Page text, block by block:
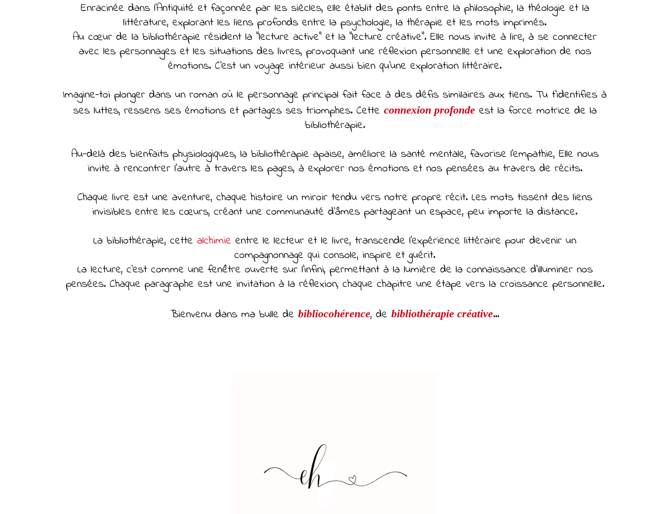
Enracinée dans l'Antiquité et façonnée par les siècles, elle établit des ponts entre la philosophie, la théologie et la
littérature, explorant les liens profonds entre la psychologie, la thérapie et les mots imprimés.
Au cœur de la bibliothérapie résident la "lecture active" et la "lecture créative". Elle nous invite à lire, à se connecter
avec les personnages et les situations des livres, provoquant une réflexion personnelle et une exploration de nos
émotions. C'est un voyage intérieur aussi bien qu'une exploration littéraire.
Imagine-toi plonger dans un roman où le personnage principal fait face à des défis similaires aux tiens. Tu t’identifies à
ses luttes, ressens ses émotions et partages ses triomphes. Cette connexion profondeest la force motrice de la
bibliothérapie.
Au-delà des bienfaits physiologiques, la bibliothérapie apaise, améliore la santé mentale, favorise l'empathie, Elle nous
invite à rencontrer l'autre à travers les pages, à explorer nos émotions et nos pensées au travers de récits.
Chaque livre est une aventure, chaque histoire un miroir tendu vers notre propre récit. Les mots tissent des liens
invisibles entre les cœurs, créant une communauté d'âmes partageant un espace, peu importe la distance.
La bibliothérapie, cettealchimie entre le lecteur et le livre, transcende l'expérience littéraire pour devenir un
compagnonnage qui console, inspire et guérit.
La lecture, c'est comme une fenêtre ouverte sur l'infini, permettant à la lumière de la connaissance d'illuminer nos
pensées. Chaque paragraphe est une invitation à la réflexion, chaque chapitre une étape vers la croissance personnelle.
Bienvenu dans ma bulle debibliocohérence, debibliothérapie créative...